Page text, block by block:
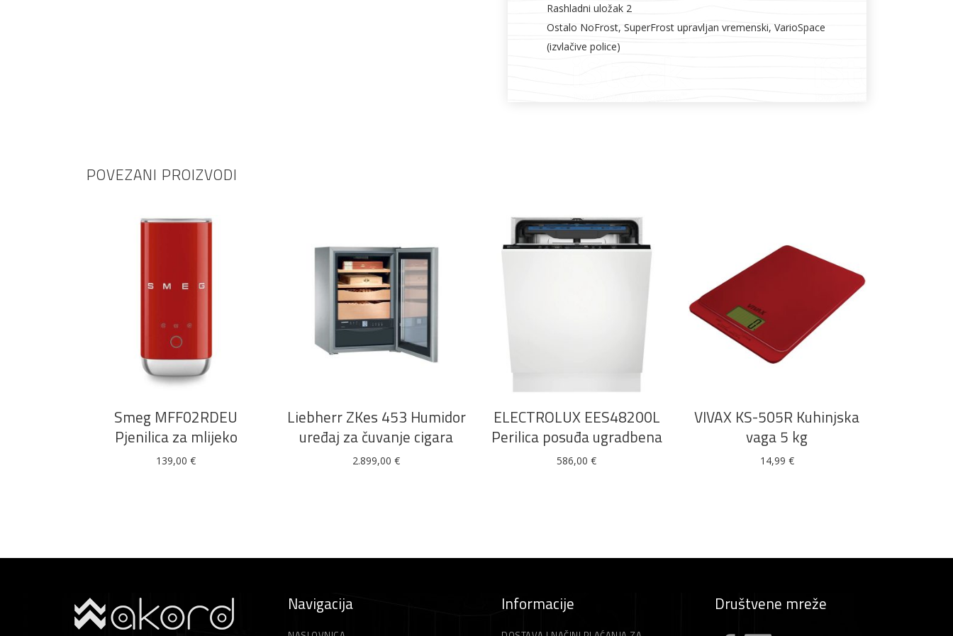
Rashladni uložak 2
Ostalo NoFrost, SuperFrost upravljan vremenski, VarioSpace
(izvlačive police)
POVEZANI PROIZVODI
DODAJ U KOŠARICU
Smeg MFF02RDEU
Pjenilica za mlijeko
139,00€
DODAJ U KOŠARICU
Liebherr ZKes 453 Humidor
uređaj za čuvanje cigara
2.899,00€
ELECTROLUX EES48200L
Perilica posuđa ugradbena
586,00€
DODAJ U KOŠARICU
VIVAX KS-505R Kuhinjska
vaga 5 kg
14,99 €
Navigacija Informacije Društvene mreže